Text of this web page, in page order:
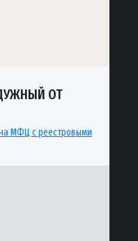
ОТ
МФЦ с реестровыми